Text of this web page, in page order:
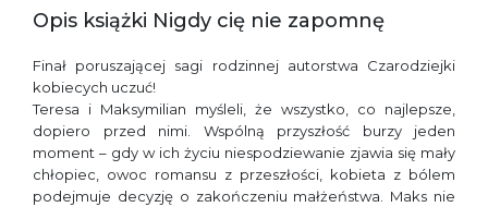
Opis książki Nigdy cię nie zapomnę
Finał poruszającej sagi rodzinnej autorstwa Czarodziejki
kobiecych uczuć!
Teresa i Maksymilian myśleli, że wszystko, co najlepsze,
dopiero przed nimi. Wspólną przyszłość burzy jeden
moment – gdy w ich życiu niespodziewanie zjawia się mały
chłopiec, owoc romansu z przeszłości, kobieta z bólem
podejmuje decyzję o zakończeniu małżeństwa. Maks nie